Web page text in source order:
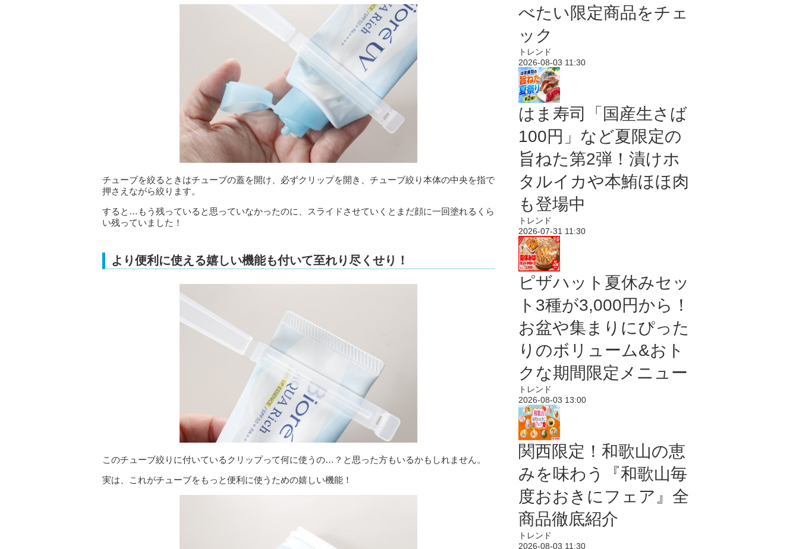
チューブを絞るときはチューブの蓋を開け、必ずクリップを開き、チューブ絞り本体の中央を指で
押さえながら絞ります。
すると…もう残っていると思っていなかったのに、スライドさせていくとまだ顔に一回塗れるくら
い残っていました！
より便利に使える嬉しい機能も付いて至れり尽くせり！
このチューブ絞りに付いているクリップって何に使うの…？と思った方もいるかもしれません。
実は、これがチューブをもっと便利に使うための嬉しい機能！
べたい限定商品をチェ
ック
トレンド
2026-08-03 11:30
はま寿司「国産生さば
100円」など夏限定の
旨ねた第2弾！漬けホ
タルイカや本鮪ほほ肉
も登場中
トレンド
2026-07-31 11:30
ピザハット夏休みセッ
ト3種が3,000円から！
お盆や集まりにぴった
りのボリューム&おト
クな期間限定メニュー
トレンド
2026-08-03 13:00
関西限定！和歌山の恵
みを味わう『和歌山毎
度おおきにフェア』全
商品徹底紹介
トレンド
2026-08-03 11:30